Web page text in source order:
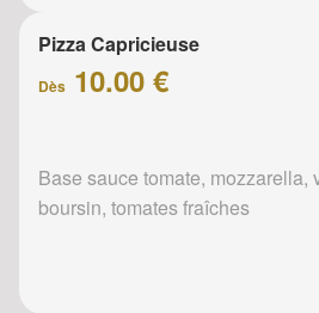
Pizza Capricieuse
Dès 10.00 €
Base sauce tomate, mozzarella,
boursin, tomates fraîches